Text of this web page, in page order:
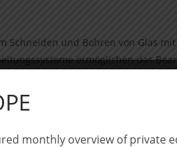
Schneiden und Bohren von Glas
ermöglichen das
das Portfolio. Darüber hinaus bietet
und Wafervereinzelung eine breite
monthly overview of private